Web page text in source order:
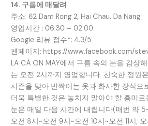
14. 구름에 매달려
주소: 62 Dam Rong 2, Hai Chau, Da Nang
영업시간 : 06:30 – 02:00
Google 리뷰 점수*: 4.3/5
팬페이지: https://www.facebook.com/
LA CÀ ON MAY에서 구름 속의 눈을 감상
는 오전 2시까지 영업합니다. 친숙한 정원
시즌을 맞아 반짝이는 옷과 화사한 장식으
더욱 특별한 것은 놓치지 말아야 할 흥미로
눈은 매일 다음 시간에 내립니다(매번 약
오전 8시~오전 9시~오전 10시~오전 11시;